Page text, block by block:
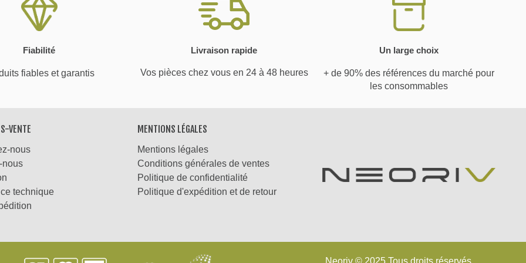
Fiabilité Livraison rapide Un large choix
fiables et garantis Vos pièces chez vous en 24 à 48 heures
+ de 90% des références du marché pour
les consommables
VENTE
nous
nous
technique
MENTIONS LÉGALES
Mentions légales
Conditions générales de ventes
Politique de confidentialité
Politique d'expédition et de retour